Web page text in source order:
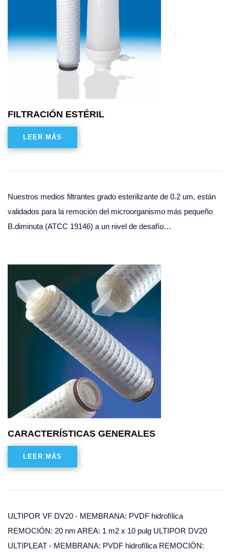
FILTRACIÓN ESTÉRIL
LEER MÁS
Nuestros medios filtrantes grado esterilizante de 0.2 um, están
validados para la remoción del microorganismo más pequeño
B.diminuta (ATCC 19146) a un nivel de desafío…
CARACTERÍSTICAS GENERALES
LEER MÁS
ULTIPOR VF DV20 - MEMBRANA: PVDF hidrofílica
REMOCIÓN: 20 nm AREA: 1 m2 x 10 pulg ULTIPOR DV20
ULTIPLEAT - MEMBRANA: PVDF hidrofílica REMOCIÓN: